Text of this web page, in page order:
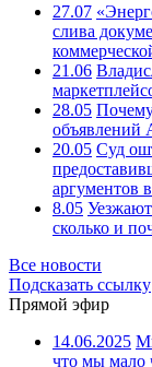
27.07
слива
21.06
28.05
объявлений
20.05 Суд
аргументов
8.05
сколько и
Все новости
Подсказать ссылку
Прямой эфир
14.06.2025
что мы мало